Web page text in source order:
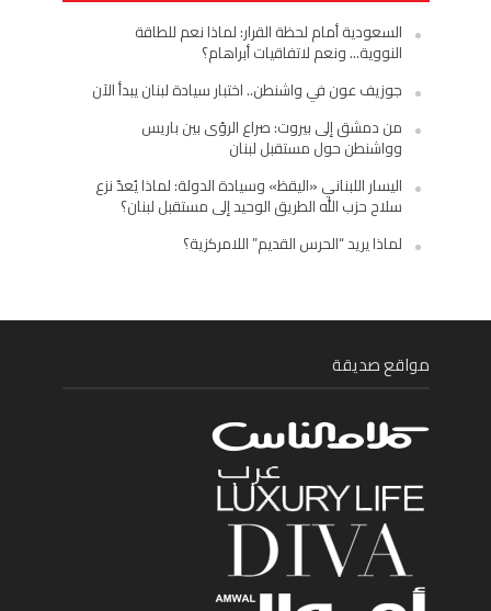
السعودية أمام لحظة القرار: لماذا نعم للطاقة
النووية… ونعم لاتفاقيات أبراهام؟
جوزيف عون في واشنطن.. اختبار سيادة لبنان يبدأ الآن
من دمشق إلى بيروت: صراع الرؤى بين باريس
وواشنطن حول مستقبل لبنان
اليسار اللبناني «اليقظ» وسيادة الدولة: لماذا يُعدّ نزع
سلاح حزب الله الطريق الوحيد إلى مستقبل لبنان؟
لماذا يريد “الحرس القديم” اللامركزية؟
مواقع صديقة